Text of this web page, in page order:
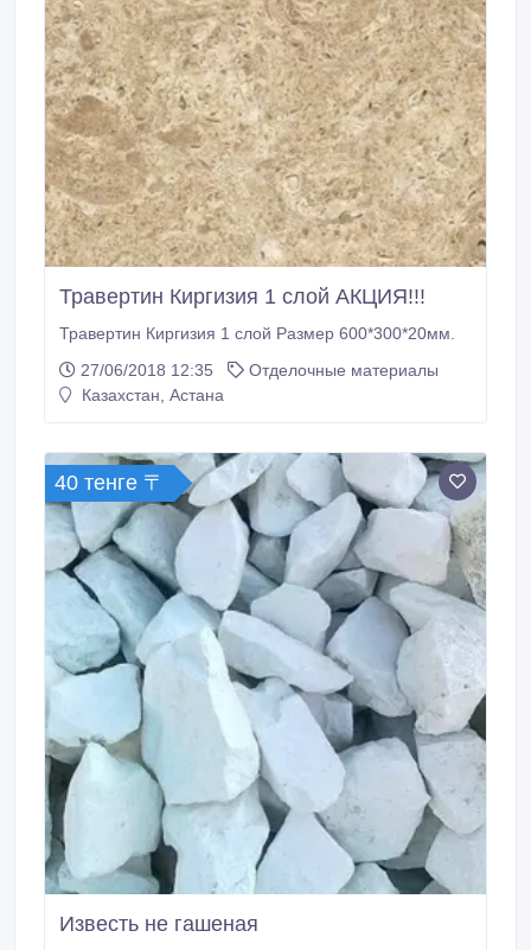
Травертин Киргизия 1 слой АКЦИЯ!!!
Травертин Киргизия 1 слой Размер 600*300*20мм.
27/06/2018 12:35
Отделочные материалы
Казахстан, Астана
40 тенге 〒
Известь не гашеная